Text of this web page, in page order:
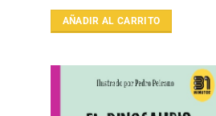
AÑADIR AL CARRITO